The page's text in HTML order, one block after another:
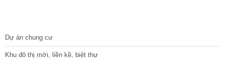
Dự án chung cư
Khu đô thị mới, liền kề, biệt thự